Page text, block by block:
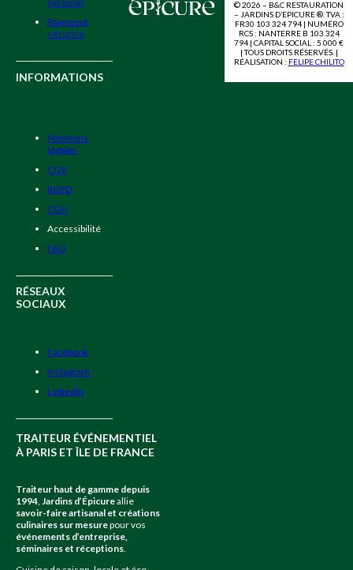
Paiement
sécurisé
INFORMATIONS
Mentions
légales
CGV
RGPD
CGU
Accessibilité
FAQ
RÉSEAUX
SOCIAUX
Facebook
Instagram
LinkedIn
TRAITEUR ÉVÉNEMENTIEL
À PARIS ET ÎLE DE FRANCE
Traiteur haut de gamme depuis
1994, Jardins d’Épicureallie
savoir-faire artisanal et créations
culinaires sur mesurepour vos
événements d’entreprise,
séminaires et réceptions.
© 2026 – B&C RESTAURATION
– JARDINS D’EPICURE ®. TVA :
FR30 103 324 794 | NUMÉRO
RCS : NANTERRE B 103 324
794 | CAPITAL SOCIAL : 5 000 €
| TOUS DROITS RÉSERVÉS. |
RÉALISATION : FELIPE CHILITO